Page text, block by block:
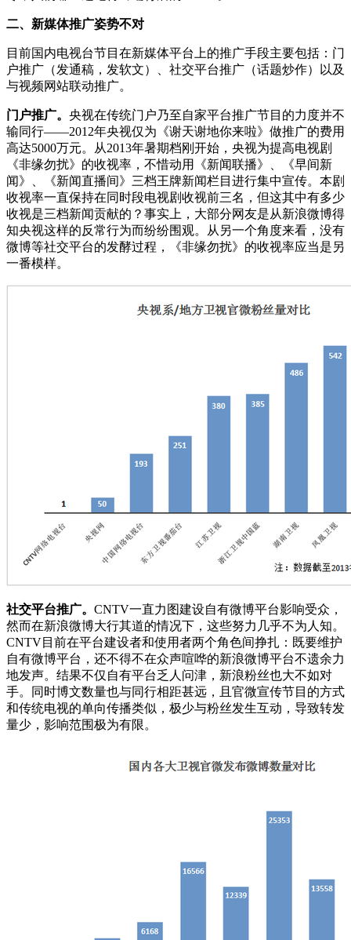
二、新媒体推广姿势不对
目前国内电视台节目在新媒体平台上的推广手段主要包括：门
户推广（发通稿，发软文）、社交平台推广（话题炒作）以及
与视频网站联动推广。
门户推广。 央视在传统门户乃至自家平台推广节目的力度并不
输同行——2012年央视仅为《谢天谢地你来啦》做推广的费用
高达5000万元。从2013年暑期档刚开始，央视为提高电视剧
《非缘勿扰》的收视率，不惜动用《新闻联播》、《早间新
闻》、《新闻直播间》三档王牌新闻栏目进行集中宣传。本剧
收视率一直保持在同时段电视剧收视前三名，但这其中有多少
收视是三档新闻贡献的？事实上，大部分网友是从新浪微博得
知央视这样的反常行为而纷纷围观。从另一个角度来看，没有
微博等社交平台的发酵过程，《非缘勿扰》的收视率应当是另
一番模样。
社交平台推广。 CNTV一直力图建设自有微博平台影响受众，
然而在新浪微博大行其道的情况下，这些努力几乎不为人知。
CNTV目前在平台建设者和使用者两个角色间挣扎：既要维护
自有微博平台，还不得不在众声喧哗的新浪微博平台不遗余力
地发声。结果不仅自有平台乏人问津，新浪粉丝也大不如对
手。同时博文数量也与同行相距甚远，且官微宣传节目的方式
和传统电视的单向传播类似，极少与粉丝发生互动，导致转发
量少，影响范围极为有限。